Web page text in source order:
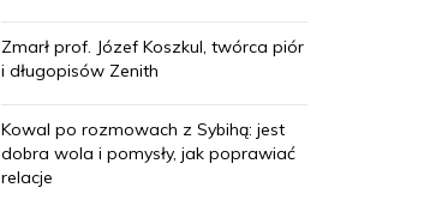
Zmarł prof. Józef Koszkul, twórca piór
i długopisów Zenith
Kowal po rozmowach z Sybihą: jest
dobra wola i pomysły, jak poprawiać
relacje